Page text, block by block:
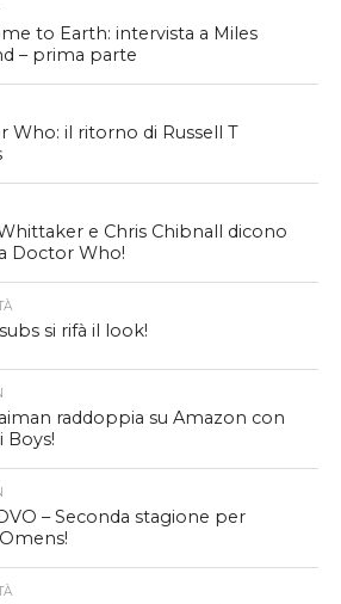
to Earth: intervista a Miles
– prima parte
Who: il ritorno di Russell T
e Chris Chibnall dicono
Doctor Who!
si rifà il look!
raddoppia su Amazon con
Boys!
– Seconda stagione per